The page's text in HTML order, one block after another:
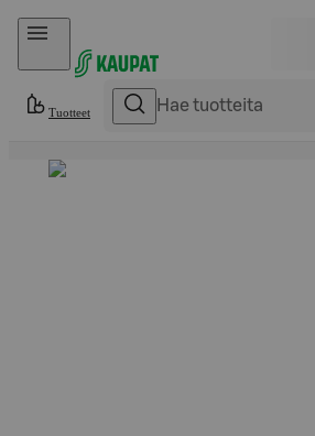
Hyppää sisältöön
Tuotteet